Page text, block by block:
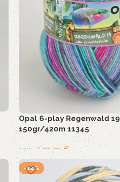
Opal 6-play Regenwald 19
150gr/420m 11345
13,95€ 11,95€
-14%